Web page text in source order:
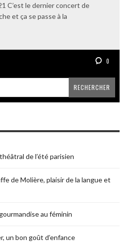
C’est le dernier concert de
et ça se passe à la
0
de l’été parisien
de Molière, plaisir de la langue et
au féminin
un bon goût d’enfance